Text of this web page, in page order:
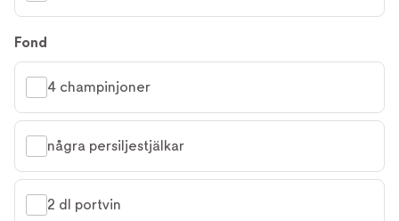
Fond
4 champinjoner
några persiljestjälkar
2 dl portvin